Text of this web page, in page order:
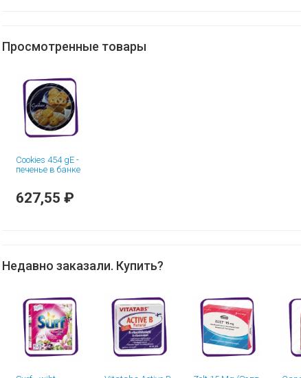
Просмотренные товары
Cookies 454 gE -
печенье в банке
627,55 ₽
Недавно заказали. Купить?